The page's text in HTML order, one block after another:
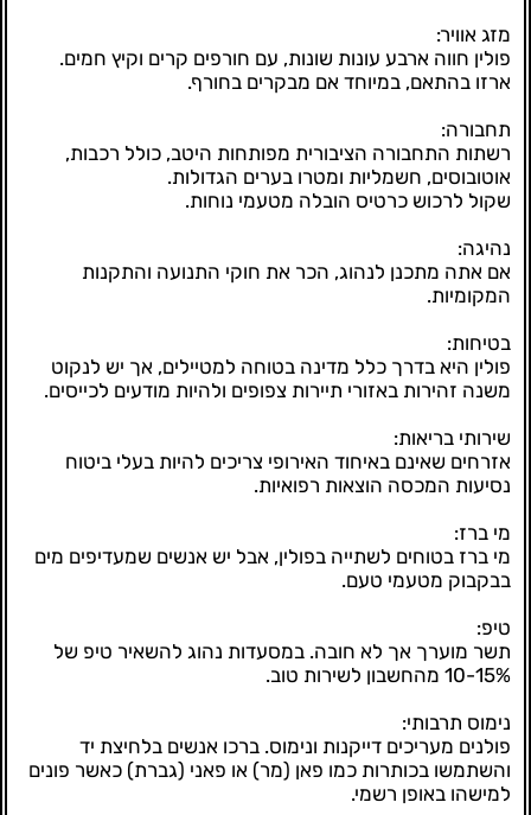
מזג אוויר:
פולין חווה ארבע עונות שונות, עם חורפים קרים וקיץ חמים.
ארזו בהתאם, במיוחד אם מבקרים בחורף.
תחבורה:
רשתות התחבורה הציבורית מפותחות היטב, כולל רכבות,
אוטובוסים, חשמליות ומטרו בערים הגדולות.
שקול לרכוש כרטיס הובלה מטעמי נוחות.
נהיגה:
אם אתה מתכנן לנהוג, הכר את חוקי התנועה והתקנות
המקומיות.
בטיחות:
פולין היא בדרך כלל מדינה בטוחה למטיילים, אך יש לנקוט
משנה זהירות באזורי תיירות צפופים ולהיות מודעים לכייסים.
שירותי בריאות:
אזרחים שאינם באיחוד האירופי צריכים להיות בעלי ביטוח
נסיעות המכסה הוצאות רפואיות.
מי ברז:
מי ברז בטוחים לשתייה בפולין, אבל יש אנשים שמעדיפים מים
בבקבוק מטעמי טעם.
טיפ:
תשר מוערך אך לא חובה. במסעדות נהוג להשאיר טיפ של
10-15% מהחשבון לשירות טוב.
נימוס תרבותי:
פולנים מעריכים דייקנות ונימוס. ברכו אנשים בלחיצת יד
והשתמשו בכותרות כמו פאן (מר) או פאני (גברת) כאשר פונים
למישהו באופן רשמי.